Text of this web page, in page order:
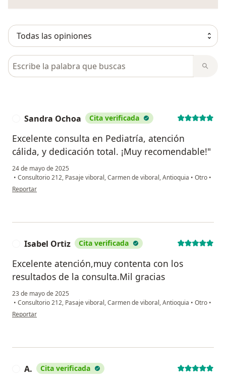
Busca en opiniones
Sandra Ochoa Cita verificada
Excelente consulta en Pediatría, atención
cálida, y dedicación total. ¡Muy recomendable!"
24 de mayo de 2025
• Consultorio 212, Pasaje viboral, Carmen de viboral, Antioquia • Otro •
en opinión del usuario Sandra Ochoa
Reportar
Isabel Ortiz Cita verificada
Excelente atención,muy contenta con los
resultados de la consulta.Mil gracias
23 de mayo de 2025
• Consultorio 212, Pasaje viboral, Carmen de viboral, Antioquia • Otro •
en opinión del usuario Isabel Ortiz
Reportar
A. Cita verificada